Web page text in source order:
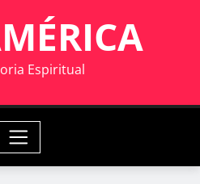
Espiritual